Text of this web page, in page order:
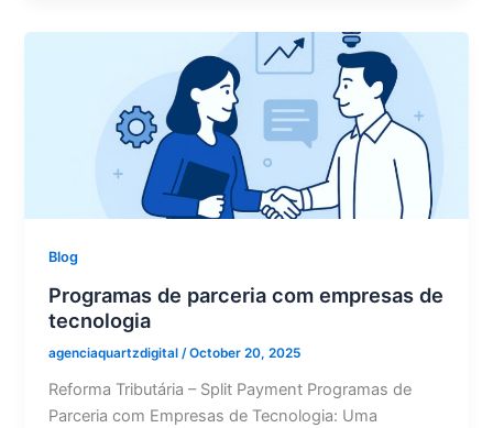
Blog
Programas de parceria com empresas de
tecnologia
agenciaquartzdigital/October 20, 2025
Reforma Tributária – Split Payment Programas de
Parceria com Empresas de Tecnologia: Uma